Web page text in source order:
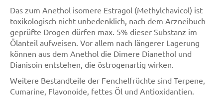
Das zum Anethol isomere Estragol (Methylchavicol) ist
toxikologisch nicht unbedenklich, nach dem Arzneibuch
geprüfte Drogen dürfen max. 5% dieser Substanz im
Ölanteil aufweisen. Vor allem nach längerer Lagerung
können aus dem Anethol die Dimere Dianethol und
Dianisoin entstehen, die östrogenartig wirken.
Weitere Bestandteile der Fenchelfrüchte sind Terpene,
Cumarine, Flavonoide, fettes Öl und Antioxidantien.